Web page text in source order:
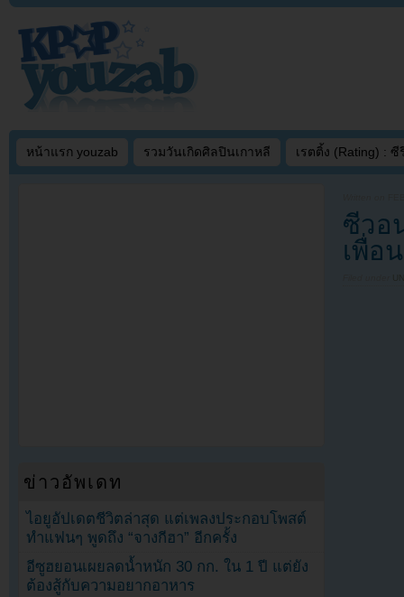
หน้าแรก youzab รวมวันเกิดศิลปินเกาหลี เรตติ้ง (Rating) : ซี
ซีวอ
เพื่อ
ข่าวอัพเดท
ไอยูอัปเดตชีวิตล่าสุด แต่เพลงประกอบโพสต์
ทำแฟนๆ พูดถึง “จางกีฮา” อีกครั้ง
อีซูฮยอนเผยลดน้ำหนัก 30 กก. ใน 1 ปี แต่ยัง
ต้องสู้กับความอยากอาหาร